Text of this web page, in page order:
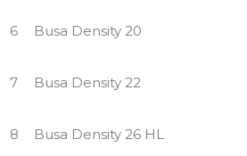
6 Busa Density 20
7 Busa Density 22
8 Busa Density 26 HL